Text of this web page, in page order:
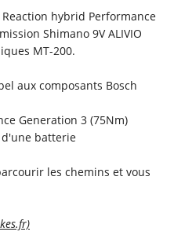
Reaction hybrid Performance
Shimano 9V ALIVIO
MT-200.
aux composants Bosch
Generation 3 (75Nm)
d'une batterie
les chemins et vous